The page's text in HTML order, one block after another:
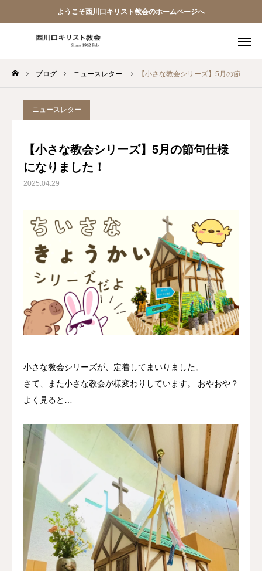
ようこそ西川口キリスト教会のホームページへ
ブログ ニュースレター 【小さな教会シリーズ】5月の節句仕様になりました！
ニュースレター
【小さな教会シリーズ】5月の節句仕様
になりました！
2025.04.29
小さな教会シリーズが、定着してまいりました。
さて、また小さな教会が様変わりしています。 おやおや？
よく見ると…
教会員ページ
ようこそ桜並木の教会へ
西川口キリスト教会 信仰告白
【アーカイブ】朗読 『一日の発見 -365日の黙想-』